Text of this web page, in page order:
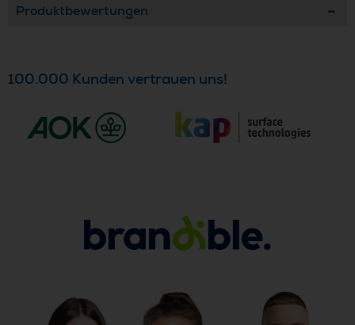
Produktbewertungen
100.000 Kunden vertrauen uns!